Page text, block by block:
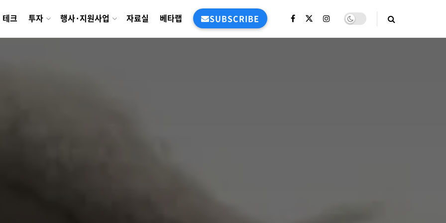
테크 투자 행사·지원사업 자료실 베타랩 SUBSCRIBE